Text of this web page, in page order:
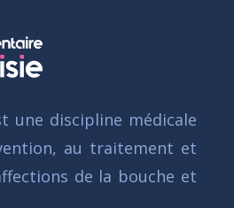
une discipline médicale
au traitement et
de la bouche et